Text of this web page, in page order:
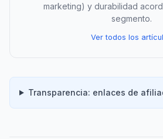
marketing) y durabilidad
segmento.
Ver todos los
Transparencia: enlaces de